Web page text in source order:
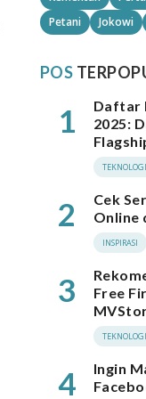
Petani
Jokowi
POS
1
Daftar
2025:
TEKNOLOGI
2
Cek
Online
INSPIRASI
3
Free
TEKNOLOGI
4
Ingin